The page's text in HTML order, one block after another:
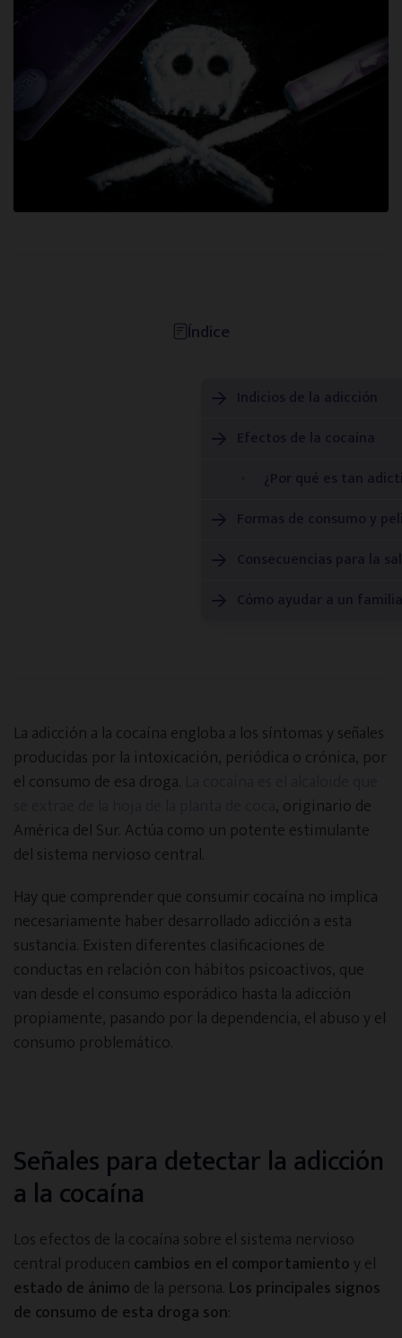
Centros en tu provincia
Madrid
Ciudad Real
Infórmate y aprende
Consejos de especialistas
Vídeos informativos
Historias reales
Noticias de actualidad
Psicólogos
ONG’s y Asociaciones
Entidades públicas
Índice
Indicios de la adicción
Efectos de la cocaína
¿Por qué es tan
Formas de consumo y
Consecuencias para la
Cómo ayudar a un
La adicción a la cocaína engloba a los síntomas y señales
producidas por la intoxicación, periódica o crónica, por
el consumo de esa droga.
, originario de
América del Sur. Actúa como un potente estimulante
del sistema nervioso central.
Hay que comprender que consumir cocaína no implica
necesariamente haber desarrollado adicción a esta
sustancia. Existen diferentes clasificaciones de
conductas en relación con hábitos psicoactivos, que
van desde el consumo esporádico hasta la adicción
propiamente, pasando por la dependencia, el abuso y el
consumo problemático.
Señales para detectar la adicción
a la cocaína
Los efectos de la cocaína sobre el sistema nervioso
central producen cambios en el comportamiento y el
estado de ánimo de la persona. Los principales signos
de consumo de esta droga son: